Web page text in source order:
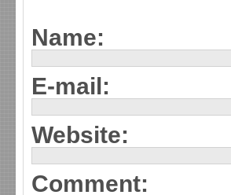
Name:
E-mail:
Website:
Comment: